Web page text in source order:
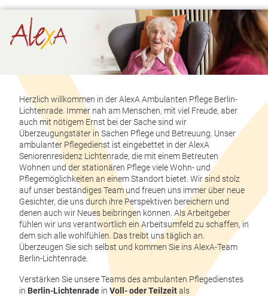
Herzlich willkommen in der AlexA Ambulanten Pflege Berlin-
Lichtenrade. Immer nah am Menschen, mit viel Freude, aber
auch mit nötigem Ernst bei der Sache sind wir
Überzeugungstäter in Sachen Pflege und Betreuung. Unser
ambulanter Pflegedienst ist eingebettet in der AlexA
Seniorenresidenz Lichtenrade, die mit einem Betreuten
Wohnen und der stationären Pflege viele Wohn- und
Pflegemöglichkeiten an einem Standort bietet. Wir sind stolz
auf unser beständiges Team und freuen uns immer über neue
Gesichter, die uns durch ihre Perspektiven bereichern und
denen auch wir Neues beibringen können. Als Arbeitgeber
fühlen wir uns verantwortlich ein Arbeitsumfeld zu schaffen, in
dem sich alle wohlfühlen. Das treibt uns täglich an.
Überzeugen Sie sich selbst und kommen Sie ins AlexA-Team
Berlin-Lichtenrade.
Verstärken Sie unsere Teams des ambulanten Pflegedienstes
in Berlin-Lichtenrade in Voll- oder Teilzeitals